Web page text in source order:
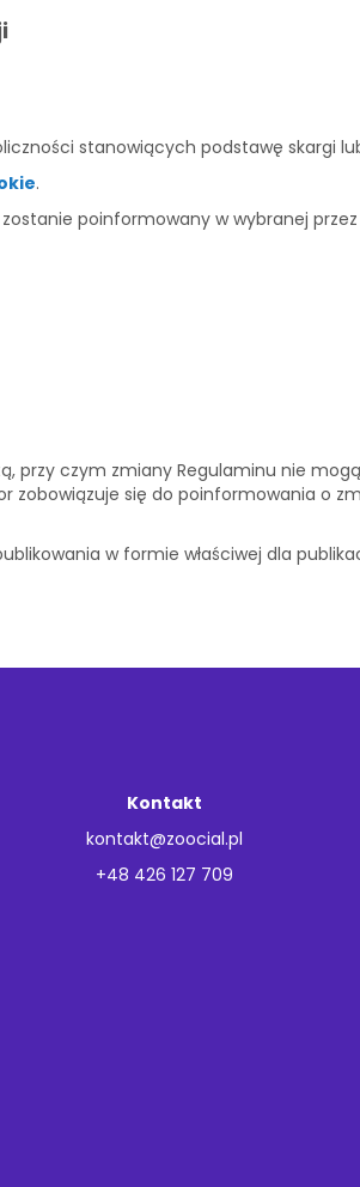
stanowiących podstawę skargi
.
poinformowany w wybranej
przy czym zmiany Regulaminu nie
zobowiązuje się do poinformowania o
w formie właściwej dla
Kontakt
kontakt@zoocial.pl
+48 426 127 709